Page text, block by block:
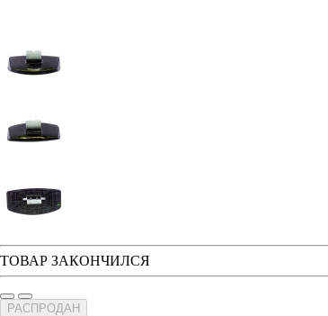
ТОВАР ЗАКОНЧИЛСЯ
РАСПРОДАН